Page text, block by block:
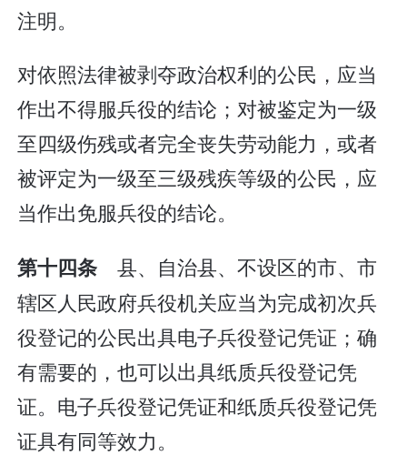
注明。
对依照法律被剥夺政治权利的公民，应当
作出不得服兵役的结论；对被鉴定为一级
至四级伤残或者完全丧失劳动能力，或者
被评定为一级至三级残疾等级的公民，应
当作出免服兵役的结论。
第十四条县、自治县、不设区的市、市
辖区人民政府兵役机关应当为完成初次兵
役登记的公民出具电子兵役登记凭证；确
有需要的，也可以出具纸质兵役登记凭
证。电子兵役登记凭证和纸质兵役登记凭
证具有同等效力。